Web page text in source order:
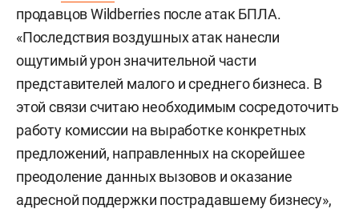
продавцов Wildberries после атак БПЛА.
«Последствия воздушных атак нанесли
ощутимый урон значительной части
представителей малого и среднего бизнеса. В
этой связи считаю необходимым сосредоточить
работу комиссии на выработке конкретных
предложений, направленных на скорейшее
преодоление данных вызовов и оказание
адресной поддержки пострадавшему бизнесу»,